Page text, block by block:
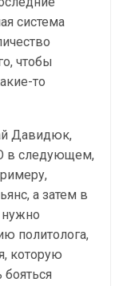
система
чтобы
то
Давидюк,
в следующем,
а затем в
политолога,
которую